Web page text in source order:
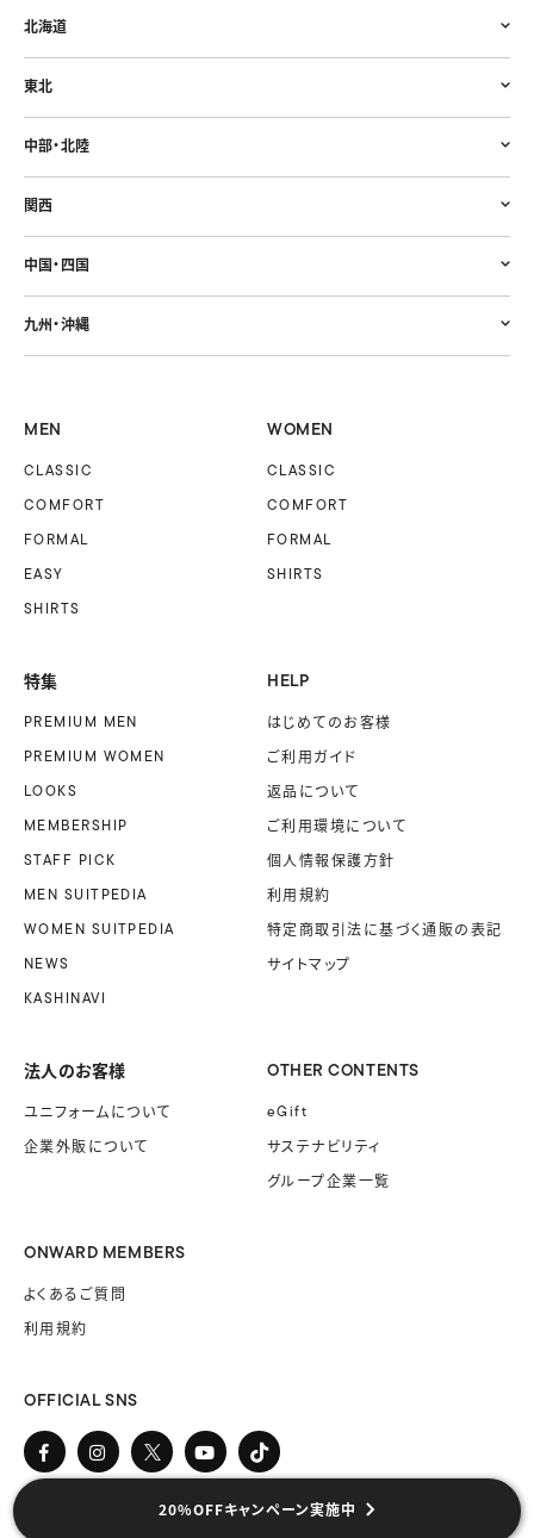
20%OFFキャンペーン実施中
北海道
東北
中部・北陸
関西
中国・四国
九州・沖縄
MEN
CLASSIC
COMFORT
FORMAL
EASY
SHIRTS
WOMEN
CLASSIC
COMFORT
FORMAL
SHIRTS
特集
PREMIUM MEN
PREMIUM WOMEN
LOOKS
MEMBERSHIP
STAFF PICK
MEN SUITPEDIA
WOMEN SUITPEDIA
NEWS
KASHINAVI
HELP
はじめてのお客様
ご利用ガイド
返品について
ご利用環境について
個人情報保護方針
利用規約
特定商取引法に基づく通販の表記
サイトマップ
法人のお客様
ユニフォームについて
企業外販について
OTHER CONTENTS
eGift
サステナビリティ
グループ企業一覧
ONWARD MEMBERS
よくあるご質問
利用規約
OFFICIAL SNS
COPYRIGHT © ONWARD GROUP.ALL RIGHT RESERVED.